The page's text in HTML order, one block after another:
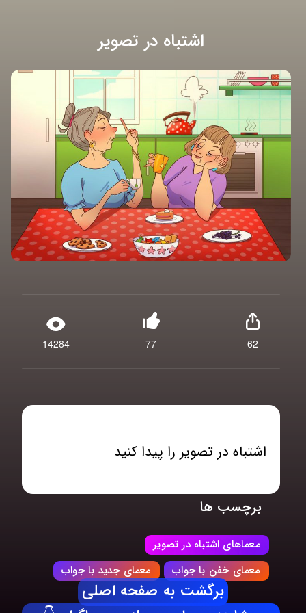
اشتباه در تصویر
14284 77 62
اشتباه در تصویر را پیدا کنید
برچسب ها
معماهای اشتباه در تصویر
معمای خفن با جواب
معمای جدید با جواب
برگشت به صفحه اصلی